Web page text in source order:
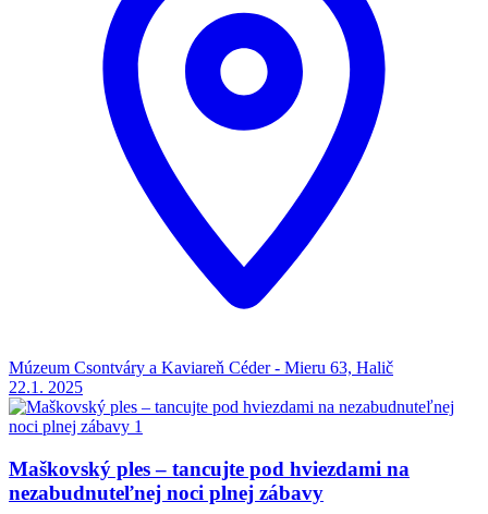
Múzeum Csontváry a Kaviareň Céder - Mieru 63, Halič
22.1. 2025
Maškovský ples – tancujte pod hviezdami na
nezabudnuteľnej noci plnej zábavy